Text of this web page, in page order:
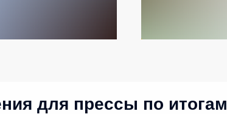
для прессы по итогам